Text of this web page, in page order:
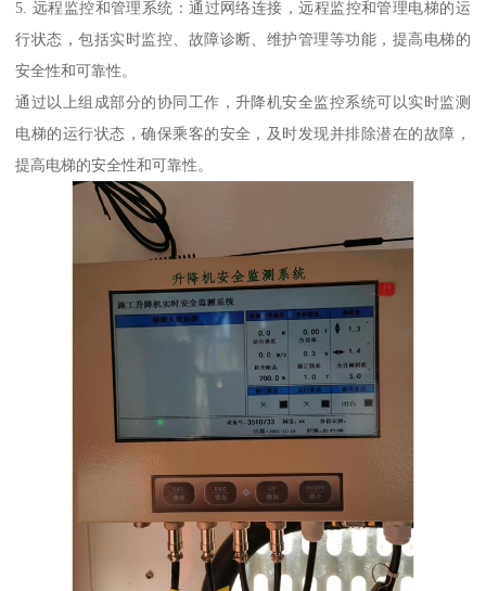
5. 远程监控和管理系统：通过网络连接，远程监控和管理电梯的运
行状态，包括实时监控、故障诊断、维护管理等功能，提高电梯的
安全性和可靠性。
通过以上组成部分的协同工作，升降机安全监控系统可以实时监测
电梯的运行状态，确保乘客的安全，及时发现并排除潜在的故障，
提高电梯的安全性和可靠性。